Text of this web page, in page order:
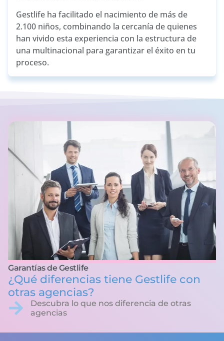
Gestlife ha facilitado el nacimiento de más de
2.100 niños, combinando la cercanía de quienes
han vivido esta experiencia con la estructura de
una multinacional para garantizar el éxito en tu
proceso.
Garantías de Gestlife
¿Qué diferencias tiene Gestlife con
otras agencias?
Descubra lo que nos diferencia de otras
agencias